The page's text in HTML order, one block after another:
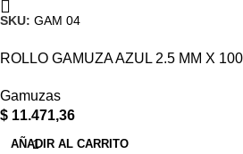
SKU: GAM 04
ROLLO GAMUZA AZUL 2.5 MM X
Gamuzas
$ 11.471,36
AÑADIR AL CARRITO